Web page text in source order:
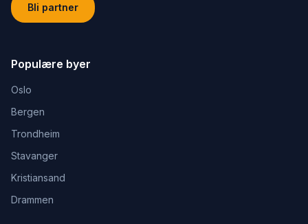
Bli partner
Populære byer
Oslo
Bergen
Trondheim
Stavanger
Kristiansand
Drammen